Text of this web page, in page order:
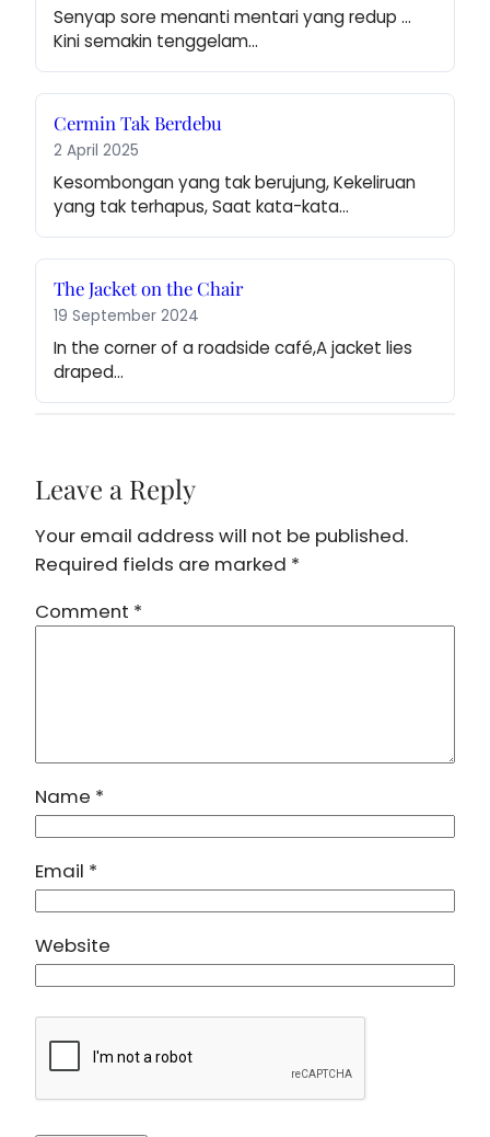
Senyap sore menanti mentari yang redup …
Kini semakin tenggelam…
Cermin Tak Berdebu
2 April 2025
Kesombongan yang tak berujung, Kekeliruan
yang tak terhapus, Saat kata-kata…
The Jacket on the Chair
19 September 2024
In the corner of a roadside café,A jacket lies
draped…
Leave a Reply
Your email address will not be published.
Required fields are marked *
Comment *
Name *
Email *
Website